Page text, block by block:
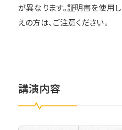
が異なります。証明書を使用
えの方は、ご注意ください。
講演内容